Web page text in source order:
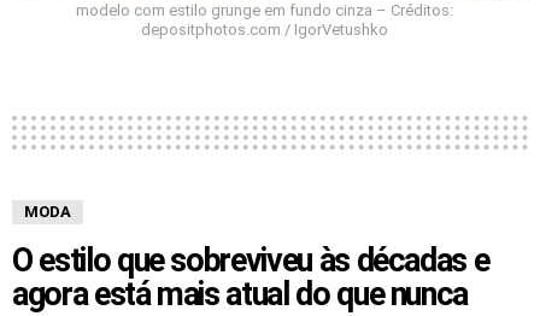
modelo com estilo grunge em fundo cinza – Créditos:
depositphotos.com / IgorVetushko
MODA
O estilo que sobreviveu às décadas e
agora está mais atual do que nunca